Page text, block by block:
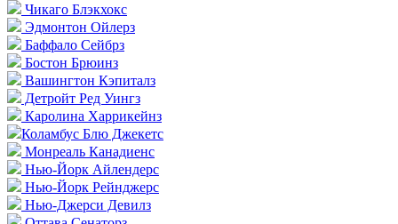
Чикаго Блэкхокс
Эдмонтон Ойлерз
Баффало Сейбрз
Бостон Брюинз
Вашингтон Кэпиталз
Детройт Ред Уингз
Каролина Харрикейнз
Коламбус Блю Джекетс
Монреаль Канадиенс
Нью-Йорк Айлендерс
Нью-Йорк Рейнджерс
Нью-Джерси Девилз